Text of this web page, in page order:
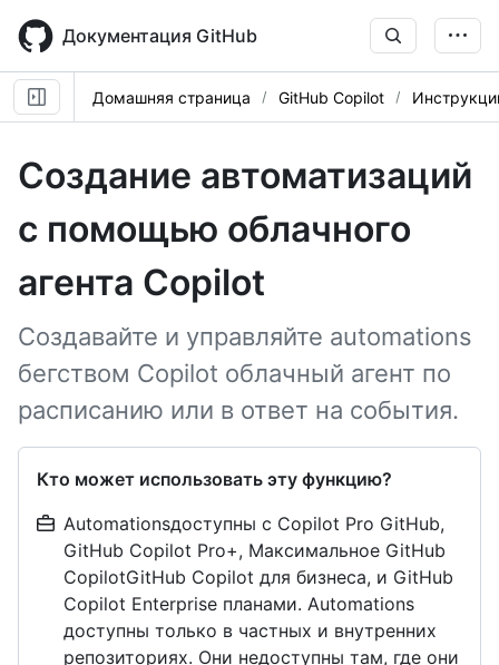
main
content
Документация GitHub
Домашняя страница GitHub Copilot
Создание автоматизаций
с помощью облачного
агента Copilot
Создавайте и управляйте automations
бегством Copilot облачный агент по
расписанию или в ответ на события.
Кто может использовать эту функцию?
Automationsдоступны с Copilot Pro GitHub,
GitHub Copilot Pro+, Максимальное GitHub
CopilotGitHub Copilot для бизнеса, и GitHub
Copilot Enterprise планами. Automations
доступны только в частных и внутренних
репозиториях. Они недоступны там, где они